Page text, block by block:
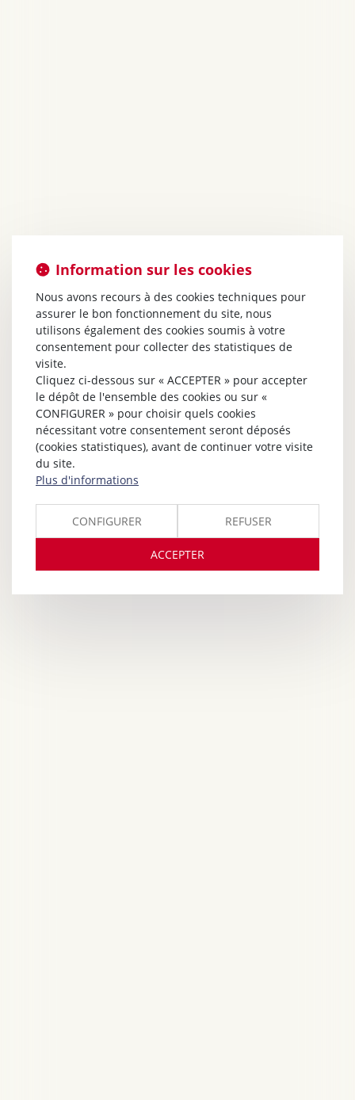
Information sur les cookies
Nous avons recours à des cookies techniques pour
assurer le bon fonctionnement du site, nous
utilisons également des cookies soumis à votre
consentement pour collecter des statistiques de
visite.
Cliquez ci-dessous sur « ACCEPTER » pour accepter
le dépôt de l'ensemble des cookies ou sur «
CONFIGURER » pour choisir quels cookies
nécessitant votre consentement seront déposés
(cookies statistiques), avant de continuer votre visite
du site.
Plus d'informations
CONFIGURER REFUSER
ACCEPTER